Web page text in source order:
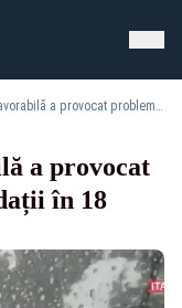
IGSU: Vremea nefavorabilă a provocat probleme în trafic și inundații în 18 localități
a provocat
în 18